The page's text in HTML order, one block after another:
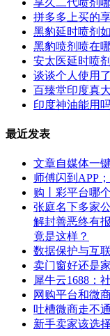
享久二代喷剂
拼多多上买的
黑豹延时喷剂
黑豹喷剂喷在
安太医延时喷
谈谈个人使用
百臻堂印度真
印度神油能用
最近发表
文章自媒体一
师傅闪到APP
购丨彩平台哪
张庭名下多家
解封善恶终有
竟是这样？
数据保护与互
卖门窗好还是
犀牛云1688：
网购平台和微
吐槽微商走不
新手卖家该选